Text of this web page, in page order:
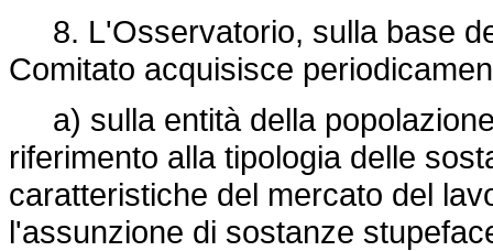
8. L'Osservatorio, sulla base
Comitato acquisisce
a) sulla entità della
riferimento alla tipologia delle
caratteristiche del mercato del
l'assunzione di sostanze